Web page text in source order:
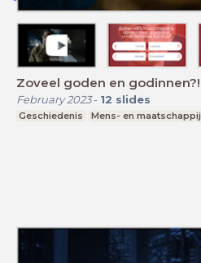
Zoveel goden en godinnen?!
February 2023- 12 slides
Geschiedenis Mens- en maatschappij